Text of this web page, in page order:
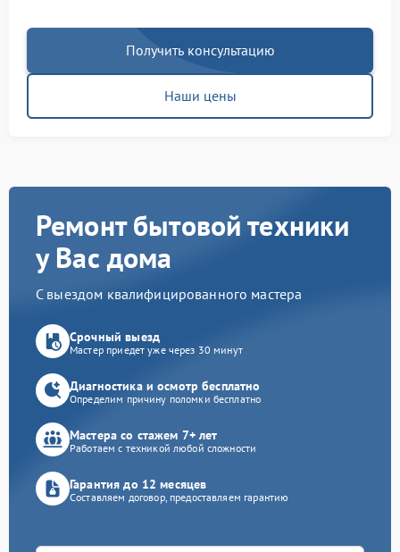
Получить консультацию
Наши цены
Ремонт бытовой техники
у Вас дома
С выездом квалифицированного мастера
Срочный выезд
Мастер приедет уже через 30 минут
Диагностика и осмотр бесплатно
Определим причину поломки бесплатно
Мастера со стажем 7+ лет
Работаем с техникой любой сложности
Гарантия до 12 месяцев
Составляем договор, предоставляем гарантию